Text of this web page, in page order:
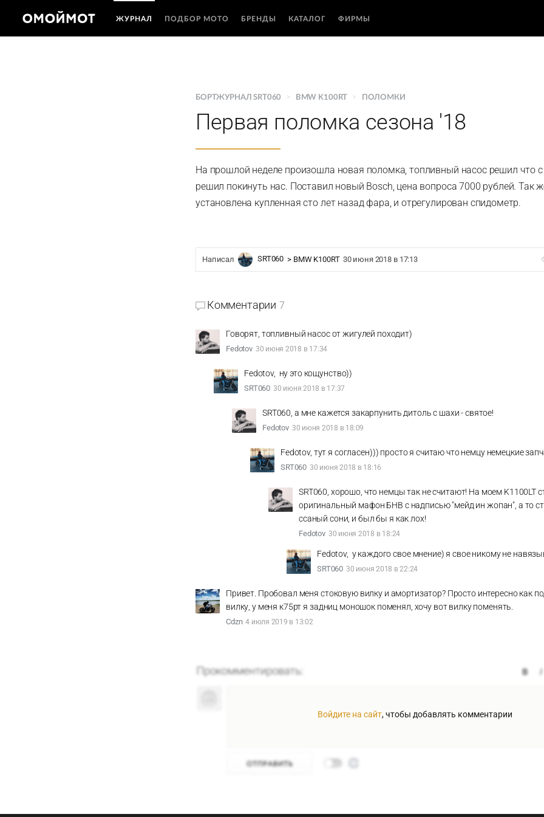
ЖУРНАЛ ПОДБОР МОТО БРЕНДЫ КАТАЛОГ ФИРМЫ
БОРТЖУРНАЛ SRT060 > BMW K100RT > ПОЛОМКИ
Первая поломка сезона '18
На прошлой неделе произошла новая поломка, топливный насос решил что с
решил покинуть нас. Поставил новый Bosch, цена вопроса 7000 рублей. Так
установлена купленная сто лет назад фара, и отрегулирован спидометр.
Написал SRT060 > BMW K100RT 30 июня 2018 в 17:13
Комментарии 7
Говорят, топливный насос от жигулей походит)
Fedotov 30 июня 2018 в 17:34
Fedotov, ну это кощунство))
SRT060 30 июня 2018 в 17:37
SRT060, а мне кажется закарпунить дитоль с шахи - святое!
Fedotov 30 июня 2018 в 18:09
Fedotov, тут я согласен))) просто я считаю что немцу немецкие
SRT060 30 июня 2018 в 18:16
SRT060, хорошо, что немцы так не считают! На моем K1100LT
оригинальный мафон БНВ с надписью "мейд ин жопан", а то
ссаный сони, и был бы я как лох!
Fedotov 30 июня 2018 в 18:24
Fedotov, у каждого свое мнение) я свое никому не
SRT060 30 июня 2018 в 22:24
Привет. Пробовал меня стоковую вилку и амортизатор? Просто интересно как
вилку, у меня к75рт я задниц моношок поменял, хочу вот вилку поменять.
Cdzn 4 июля 2019 в 13:02
Войдите на сайт, чтобы добавлять комментарии